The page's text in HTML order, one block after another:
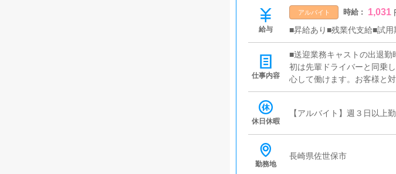
給与
アルバイト 時給 : 1,031
■昇給あり■残業代支給■試
仕事内容
■送迎業務キャストの出退
初は先輩ドライバーと同乗
心して働けます。お客様と
します。■清掃業務送迎業
休日休暇
【アルバイト】週３日以上
勤務地
長崎県佐世保市